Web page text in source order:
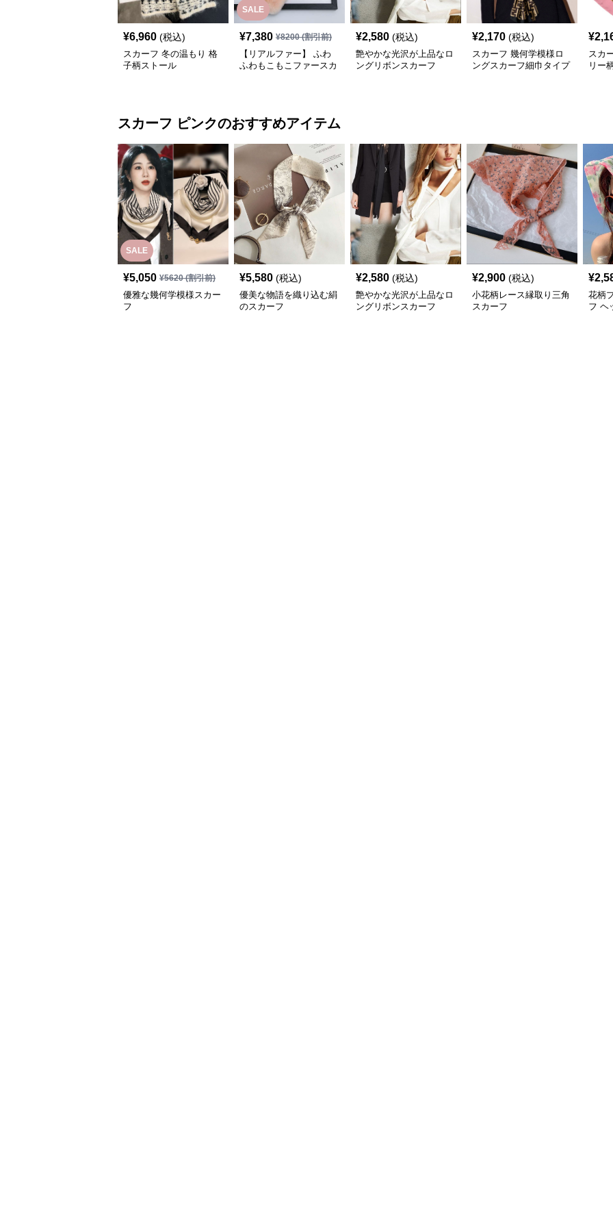
¥6,960 (税込)
スカーフ 冬の温もり 格
子柄ストール
SALE
¥7,380 ¥8200(割引前)
【リアルファー】 ふわ
ふわもこもこファースカ
¥2,580 (税込)
艶やかな光沢が上品なロ
ングリボンスカーフ
¥2,170 (税込)
スカーフ 幾何学模様ロ
ングスカーフ細巾タイプ
¥
スカ
リー
スカーフ ピンクのおすすめアイテム
SALE
¥5,050 ¥5620(割引前)
優雅な幾何学模様スカー
フ
¥5,580 (税込)
優美な物語を織り込む絹
のスカーフ
¥2,580 (税込)
艶やかな光沢が上品なロ
ングリボンスカーフ
¥2,900 (税込)
小花柄レース縁取り三角
スカーフ
¥
花柄
フ ヘ